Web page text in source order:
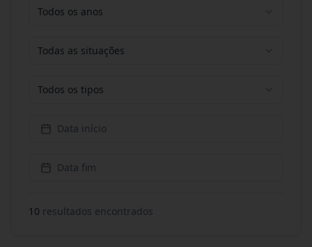
Todos os anos
Todas as situações
Todos os tipos
Data início
Data fim
10 resultados encontrados